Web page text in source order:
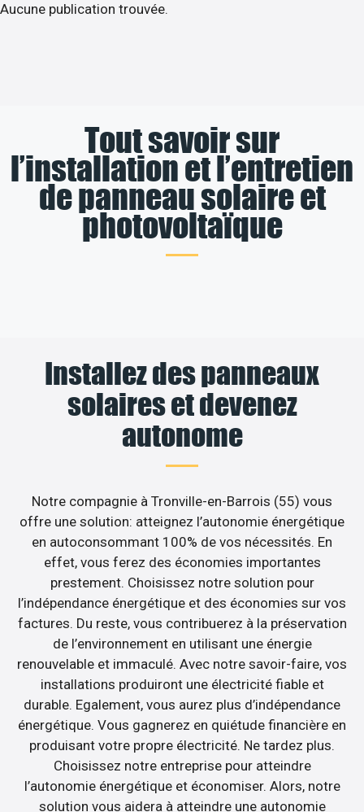
Aucune publication trouvée.
Tout savoir sur
l’installation et l’entretien
de panneau solaire et
photovoltaïque
Installez des panneaux
solaires et devenez
autonome
Notre compagnie à Tronville-en-Barrois (55) vous
offre une solution: atteignez l’autonomie énergétique
en autoconsommant 100% de vos nécessités. En
effet, vous ferez des économies importantes
prestement. Choisissez notre solution pour
l’indépendance énergétique et des économies sur vos
factures. Du reste, vous contribuerez à la préservation
de l’environnement en utilisant une énergie
renouvelable et immaculé. Avec notre savoir-faire, vos
installations produiront une électricité fiable et
durable. Egalement, vous aurez plus d’indépendance
énergétique. Vous gagnerez en quiétude financière en
produisant votre propre électricité. Ne tardez plus.
Choisissez notre entreprise pour atteindre
l’autonomie énergétique et économiser. Alors, notre
solution vous aidera à atteindre une autonomie